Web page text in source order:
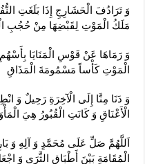
وَ تَرَادُفَ الْحَشَارِجِ إِذَا بَلَغَتِ
مَلَكُ الْمَوْتِ لِقَبْضِهَا مِنْ حُجُبِ
وَ رَمَاهَا عَنْ قَوْسِ الْمَنَايَا
الْمَوْتِ كَأْساً مَسْمُومَةَ الْمَذَاقِ‏
وَ دَنَا مِنَّا إِلَى الْآخِرَةِ رَحِيلٌ وَ
الْأَعْنَاقِ وَ كَانَتِ الْقُبُورُ هِيَ
اَللَّهُمَّ صَلِّ عَلَى مُحَمَّدٍ وَ آلِهِ وَ
الْمُقَامَةِ بَيْنَ أَطْبَاقِ الثَّرَى وَ